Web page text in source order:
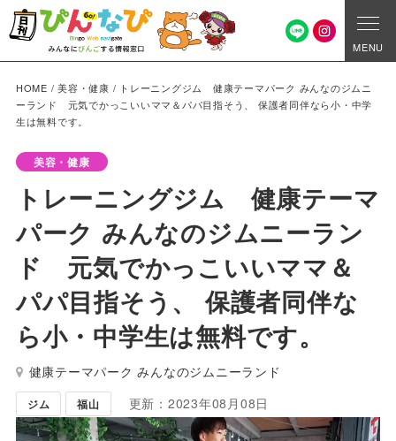
MENU
HOME /美容・健康 / トレーニングジム 健康テーマパーク みんなのジムニ
ーランド 元気でかっこいいママ＆パパ目指そう、 保護者同伴なら小・中学
生は無料です。
美容・健康
トレーニングジム 健康テーマ
パーク みんなのジムニーラン
ド 元気でかっこいいママ＆
パパ目指そう、 保護者同伴な
ら小・中学生は無料です。
健康テーマパーク みんなのジムニーランド
ジム 福山 更新：2023年08月08日